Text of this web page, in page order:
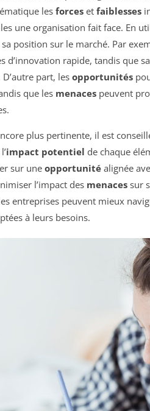
les forces et faiblesses
une organisation fait face. En
position sur le marché. Par
d’innovation rapide, tandis que sa
part, les opportunités
que les menaces peuvent
plus pertinente, il est
impact potentiel de chaque
sur une opportunité alignée
l’impact des menaces sur
entreprises peuvent mieux
à leurs besoins.